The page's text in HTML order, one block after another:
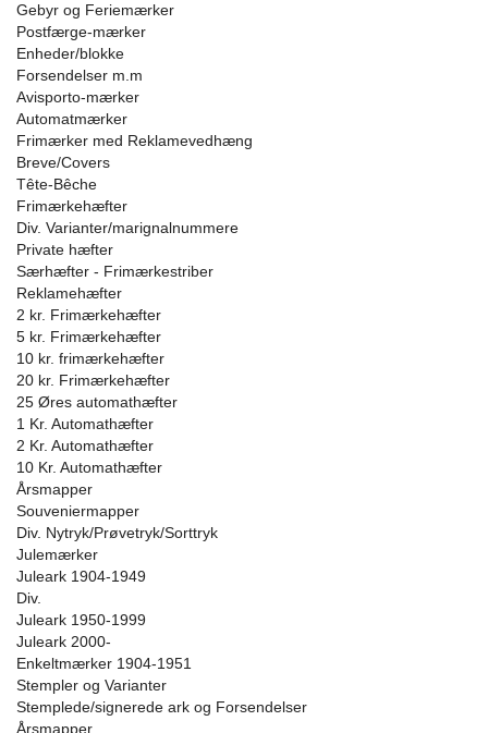
Gebyr og Feriemærker
Postfærge-mærker
Enheder/blokke
Forsendelser m.m
Avisporto-mærker
Automatmærker
Frimærker med Reklamevedhæng
Breve/Covers
Tête-Bêche
Frimærkehæfter
Div. Varianter/marignalnummere
Private hæfter
Særhæfter - Frimærkestriber
Reklamehæfter
2 kr. Frimærkehæfter
5 kr. Frimærkehæfter
10 kr. frimærkehæfter
20 kr. Frimærkehæfter
25 Øres automathæfter
1 Kr. Automathæfter
2 Kr. Automathæfter
10 Kr. Automathæfter
Årsmapper
Souveniermapper
Div. Nytryk/Prøvetryk/Sorttryk
Julemærker
Juleark 1904-1949
Div.
Juleark 1950-1999
Juleark 2000-
Enkeltmærker 1904-1951
Stempler og Varianter
Stemplede/signerede ark og Forsendelser
Årsmapper